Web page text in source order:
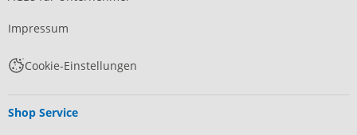
Impressum
Cookie-Einstellungen
Shop Service